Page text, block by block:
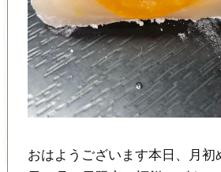
おはようございます本日、月初